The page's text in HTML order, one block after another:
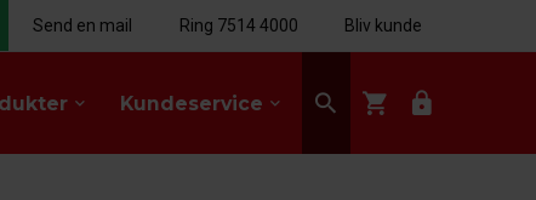
keyboard_arrow_down Kundeservice keyboard_arrow_down search shopping_cart lock
Send en mail Ring 7514 4000 Bliv kunde